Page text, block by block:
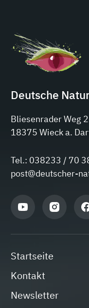
Deutsche
Bliesenrader Weg 2
18375 Wieck a.
Tel.: 038233 / 70
post@deutscher-
Startseite
Kontakt
Newsletter